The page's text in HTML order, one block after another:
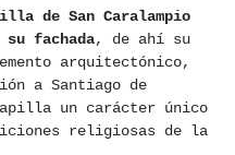
de San Caralampio
su fachada, de ahí su
arquitectónico,
a Santiago de
un carácter único
religiosas de la